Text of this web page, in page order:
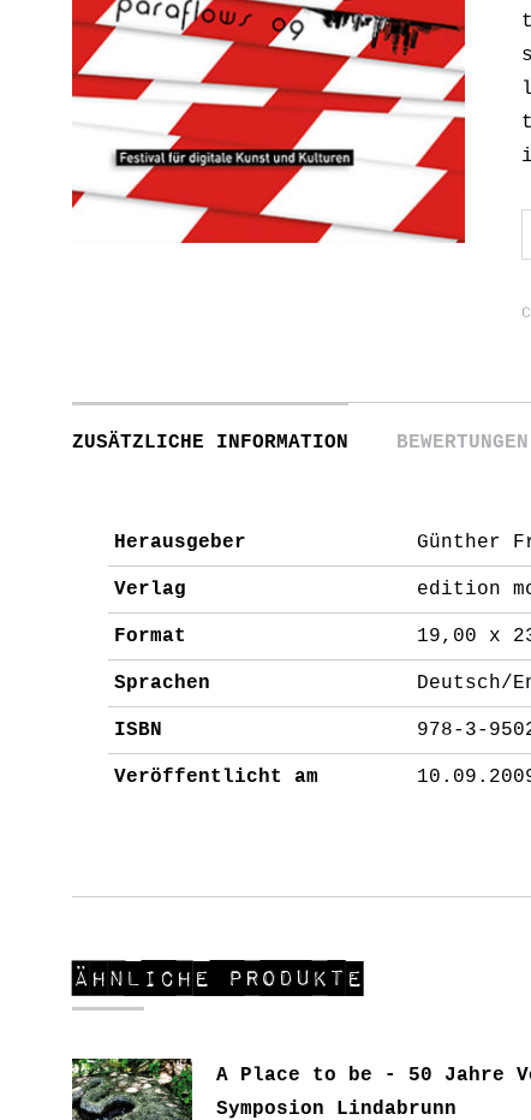
ZUSÄTZLICHE INFORMATION
Herausgeber Günther
Verlag edition
Format 19,00 x
Sprachen Deutsch/
ISBN 978-3-
Veröffentlicht am
Ähnliche Produkte
A Place to be - 50 Jahre
Symposion Lindabrunn